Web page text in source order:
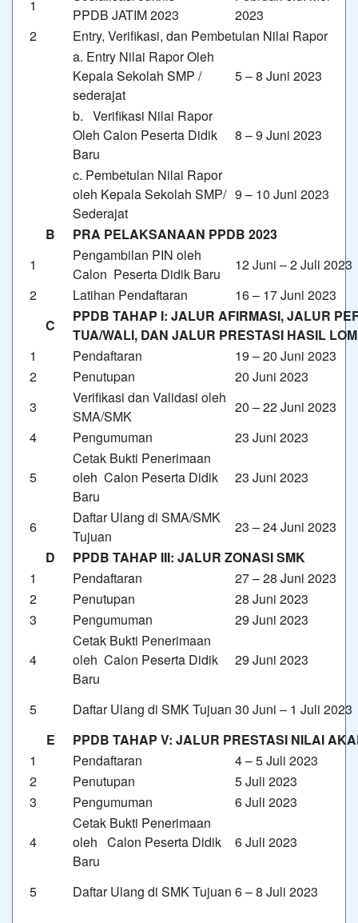
1
PPDB JATIM 2023
2023
2
Entry, Verifikasi, dan Pembetulan Nilai Rapor
a. Entry Nilai Rapor Oleh
Kepala Sekolah SMP /
sederajat
5 – 8 Juni 2023
b. Verifikasi Nilai Rapor
Oleh Calon Peserta Didik
Baru
8 – 9 Juni 2023
c. Pembetulan Nilai Rapor
oleh Kepala Sekolah SMP/
Sederajat
9 – 10 Juni 2023
B
PRA PELAKSANAAN PPDB 2023
1
Pengambilan PIN oleh
Calon Peserta Didik Baru
12 Juni – 2 Juli 2023
2
Latihan Pendaftaran
16 – 17 Juni 2023
C
PPDB TAHAP I: JALUR AFIRMASI, JALUR
TUA/WALI, DAN JALUR PRESTASI HASIL
1
Pendaftaran
19 – 20 Juni 2023
2
Penutupan
20 Juni 2023
3
Verifikasi dan Validasi oleh
SMA/SMK
20 – 22 Juni 2023
4
Pengumuman 23 Juni 2023
5
Cetak Bukti Penerimaan
oleh Calon Peserta Didik
Baru
23 Juni 2023
6
Daftar Ulang di SMA/SMK
Tujuan
23 – 24 Juni 2023
D
PPDB TAHAP III: JALUR ZONASI SMK
1
Pendaftaran
27 – 28 Juni 2023
2
Penutupan
28 Juni 2023
3
Pengumuman 29 Juni 2023
4
Cetak Bukti Penerimaan
oleh Calon Peserta Didik
Baru
29 Juni 2023
5 Daftar Ulang di SMK Tujuan 30 Juni – 1 Juli 2023
E
PPDB TAHAP V: JALUR PRESTASI NILAI
1
Pendaftaran
4 – 5 Juli 2023
2
Penutupan
5 Juli 2023
3
Pengumuman 6 Juli 2023
4
Cetak Bukti Penerimaan
oleh Calon Peserta Didik
Baru
6 Juli 2023
5 Daftar Ulang di SMK Tujuan 6 – 8 Juli 2023